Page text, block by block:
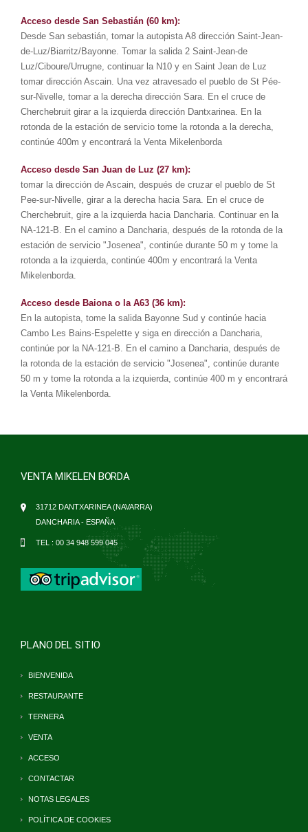
Acceso desde San Sebastián (60 km):
Desde San sebastián, tomar la autopista A8 dirección Saint-Jean-
de-Luz/Biarritz/Bayonne. Tomar la salida 2 Saint-Jean-de
Luz/Ciboure/Urrugne, continuar la N10 y en Saint Jean de Luz
tomar dirección Ascain. Una vez atravesado el pueblo de St Pée-
sur-Nivelle, tomar a la derecha dirección Sara. En el cruce de
Cherchebruit girar a la izquierda dirección Dantxarinea. En la
rotonda de la estación de servicio tome la rotonda a la derecha,
continúe 400m y encontrará la Venta Mikelenborda
Acceso desde San Juan de Luz (27 km):
tomar la dirección de Ascain, después de cruzar el pueblo de St
Pee-sur-Nivelle, girar a la derecha hacia Sara. En el cruce de
Cherchebruit, gire a la izquierda hacia Dancharia. Continuar en la
NA-121-B. En el camino a Dancharia, después de la rotonda de la
estación de servicio "Josenea", continúe durante 50 m y tome la
rotonda a la izquierda, continúe 400m y encontrará la Venta
Mikelenborda.
Acceso desde Baiona o la A63 (36 km):
En la autopista, tome la salida Bayonne Sud y continúe hacia
Cambo Les Bains-Espelette y siga en dirección a Dancharia,
continúe por la NA-121-B. En el camino a Dancharia, después de
la rotonda de la estación de servicio "Josenea", continúe durante
50 m y tome la rotonda a la izquierda, continúe 400 m y encontrará
la Venta Mikelenborda.
VENTA MIKELEN BORDA
31712 DANTXARINEA (NAVARRA)
DANCHARIA - ESPAÑA
TEL : 00 34 948 599 045
PLANO DEL SITIO
BIENVENIDA
RESTAURANTE
TERNERA
VENTA
ACCESO
CONTACTAR
NOTAS LEGALES
POLÍTICA DE COOKIES